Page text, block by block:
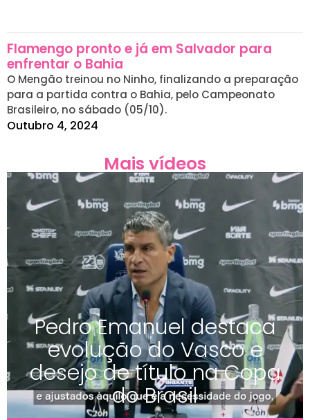
Flamengo pronto e já em Salvador para
enfrentar o Bahia
O Mengão treinou no Ninho, finalizando a preparação
para a partida contra o Bahia, pelo Campeonato
Brasileiro, no sábado (05/10).
Outubro 4, 2024
Mais vídeos
Pedro Emanuel destaca
evolução do Vasco e
desejo de título na Copa
do Brasil